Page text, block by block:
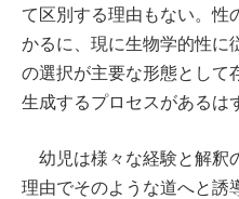
て区別する理由もない。性
かるに、現に生物学的性に
の選択が主要な形態として
生成するプロセスがあるは
幼児は様々な経験と解釈
理由でそのような道へと誘